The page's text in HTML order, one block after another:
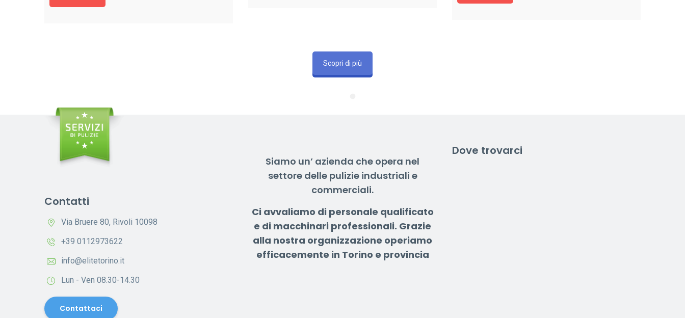
Scopri di più
Contatti
Via Bruere 80, Rivoli 10098
+39 0112973622
info@elitetorino.it
Lun - Ven 08.30-14.30
Contattaci
Siamo un’ azienda che opera nel
settore delle pulizie industriali e
commerciali.
Ci avvaliamo di personale qualificato
e di macchinari professionali. Grazie
alla nostra organizzazione operiamo
efficacemente in Torino e provincia
Dove trovarci